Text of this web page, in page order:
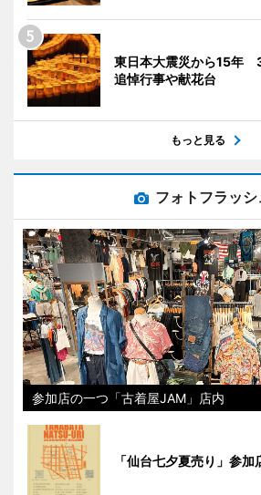
東日本大震災から15年
追悼行事や献花台
もっと見る
フォトフラッシ
参加店の一つ「古着屋JAM」店内
「仙台七夕夏売り」参加